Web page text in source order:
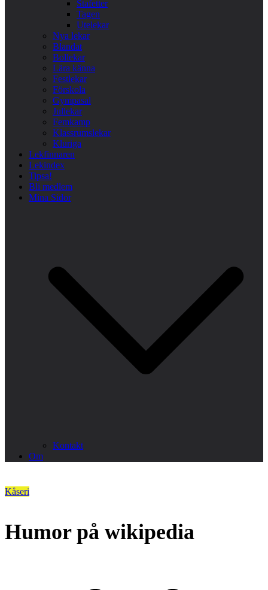
Stafetter
Tagen
Utelekar
Nya lekar
Blandat
Bollekar
Lära känna
Festlekar
Förskola
Gympasal
Jullekar
Femkamp
Klassrumslekar
Kluriga
Lekfinnaren
Lekindex
Tipsa!
Bli medlem
Mina Sidor
Kontakt
Om
Kåseri
Humor på wikipedia